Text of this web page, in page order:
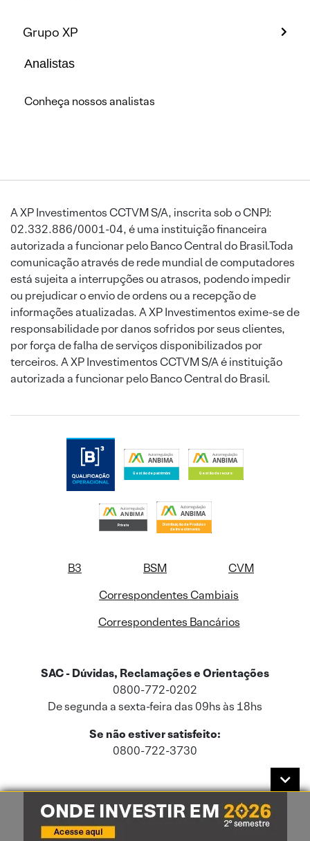
Grupo XP
Analistas
Conheça nossos analistas
A XP Investimentos CCTVM S/A, inscrita sob o CNPJ:
02.332.886/0001-04, é uma instituição financeira
autorizada a funcionar pelo Banco Central do Brasil.Toda
comunicação através de rede mundial de computadores
está sujeita a interrupções ou atrasos, podendo impedir
ou prejudicar o envio de ordens ou a recepção de
informações atualizadas. A XP Investimentos exime-se de
responsabilidade por danos sofridos por seus clientes,
por força de falha de serviços disponibilizados por
terceiros. A XP Investimentos CCTVM S/A é instituição
autorizada a funcionar pelo Banco Central do Brasil.
B3 BSM
CVM
Correspondentes Cambiais
Correspondentes Bancários
SAC - Dúvidas, Reclamações e Orientações
0800-772-0202
De segunda a sexta-feira das 09hs às 18hs
Se não estiver satisfeito:
0800-722-3730
Este site usa cookies e dados pessoais de acordo com a nossaPolítica de
Cookies
e a nossaPolítica de Privacidade.